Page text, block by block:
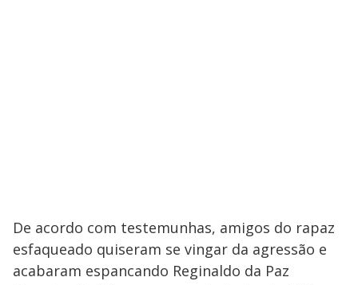
De acordo com testemunhas, amigos do rapaz
esfaqueado quiseram se vingar da agressão e
acabaram espancando Reginaldo da Paz